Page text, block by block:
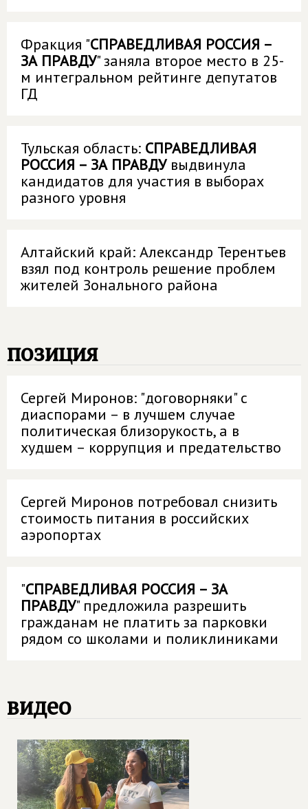
Фракция "СПРАВЕДЛИВАЯ РОССИЯ –
ЗА ПРАВДУ" заняла второе место в 25-
м интегральном рейтинге депутатов
ГД
Тульская область: СПРАВЕДЛИВАЯ
РОССИЯ – ЗА ПРАВДУвыдвинула
кандидатов для участия в выборах
разного уровня
Алтайский край: Александр Терентьев
взял под контроль решение проблем
жителей Зонального района
позиция
Сергей Миронов: "договорняки" с
диаспорами – в лучшем случае
политическая близорукость, а в
худшем – коррупция и предательство
Сергей Миронов потребовал снизить
стоимость питания в российских
аэропортах
"СПРАВЕДЛИВАЯ РОССИЯ – ЗА
ПРАВДУ" предложила разрешить
гражданам не платить за парковки
рядом со школами и поликлиниками
видео